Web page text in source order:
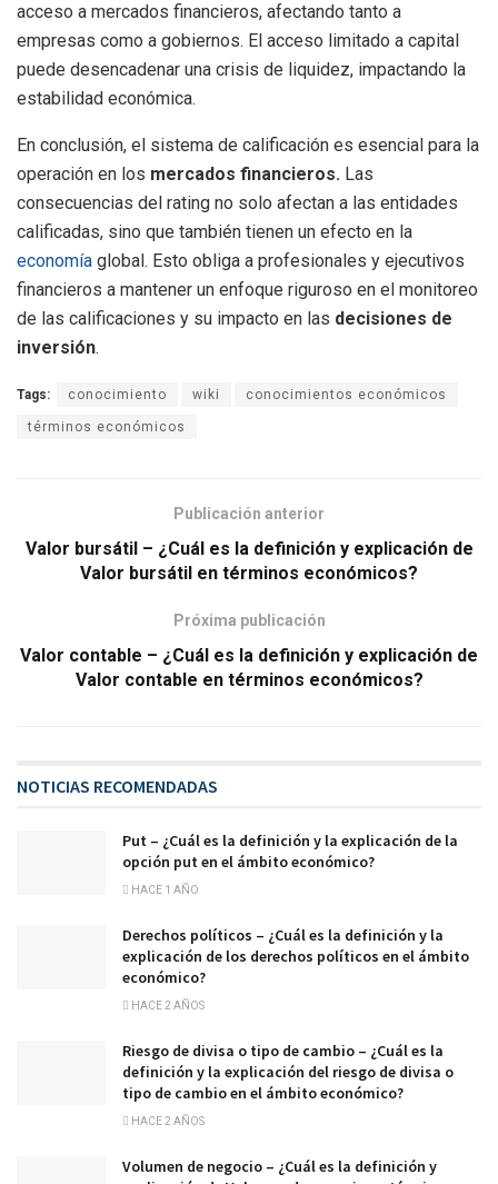
acceso a mercados financieros, afectando tanto a
empresas como a gobiernos. El acceso limitado a capital
puede desencadenar una crisis de liquidez, impactando la
estabilidad económica.
En conclusión, el sistema de calificación es esencial para la
operación en los mercados financieros. Las
consecuencias del rating no solo afectan a las entidades
calificadas, sino que también tienen un efecto en la
economía global. Esto obliga a profesionales y ejecutivos
financieros a mantener un enfoque riguroso en el monitoreo
de las calificaciones y su impacto en las decisiones de
inversión.
Tags: conocimiento wiki conocimientos económicos
términos económicos
Publicación anterior
Valor bursátil – ¿Cuál es la definición y explicación de
Valor bursátil en términos económicos?
Próxima publicación
Valor contable – ¿Cuál es la definición y explicación de
Valor contable en términos económicos?
NOTICIAS RECOMENDADAS
Put – ¿Cuál es la definición y la explicación de la
opción put en el ámbito económico?
HACE 1 AÑO
Derechos políticos – ¿Cuál es la definición y la
explicación de los derechos políticos en el ámbito
económico?
HACE 2 AÑOS
Riesgo de divisa o tipo de cambio – ¿Cuál es la
definición y la explicación del riesgo de divisa o
tipo de cambio en el ámbito económico?
HACE 2 AÑOS
Volumen de negocio – ¿Cuál es la definición y